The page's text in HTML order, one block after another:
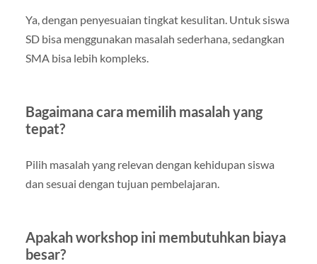
Ya, dengan penyesuaian tingkat kesulitan. Untuk siswa
SD bisa menggunakan masalah sederhana, sedangkan
SMA bisa lebih kompleks.
Bagaimana cara memilih masalah yang
tepat?
Pilih masalah yang relevan dengan kehidupan siswa
dan sesuai dengan tujuan pembelajaran.
Apakah workshop ini membutuhkan biaya
besar?